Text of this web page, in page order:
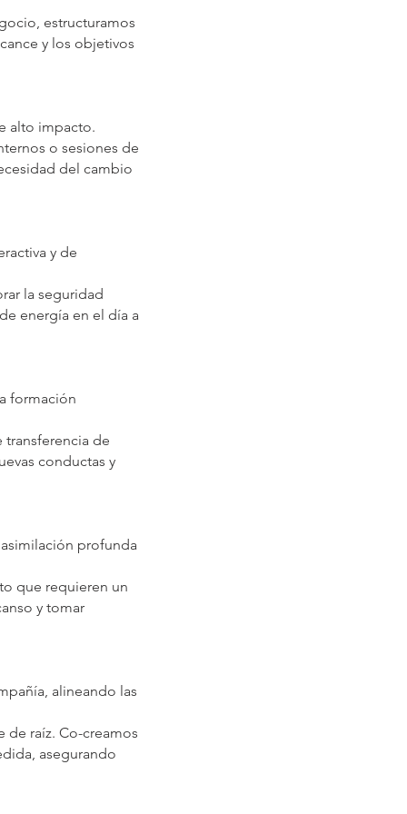
estructuramos
y los objetivos
alto impacto.
o sesiones de
del cambio
y de
la seguridad
energía en el día a
formación
de
conductas y
profunda
que requieren un
y tomar
alineando las
de raíz. Co-creamos
asegurando